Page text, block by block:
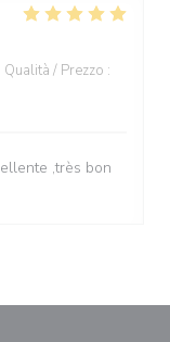
Qualità / Prezzo :
,très bon